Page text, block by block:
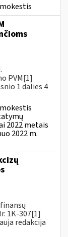
PVM[1]
1 dalies 4
2022 metais
2022 m.
1K-307[1]
redakcija